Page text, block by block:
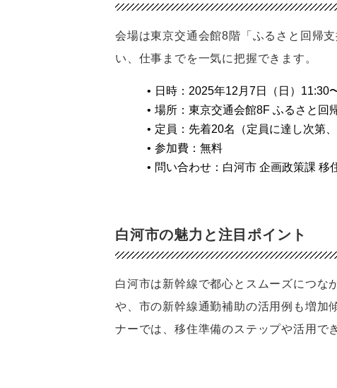
会場は東京交通会館8階「ふるさと回帰
い、仕事までを一気に把握できます。
日時：2025年12月7日（日）11:30
場所：東京交通会館8F ふるさと回
定員：先着20名（定員に達し次第、
参加費：無料
問い合わせ：白河市 企画政策課 移
白河市の魅力と注目ポイント
白河市は新幹線で都心とスムーズにつな
や、市の新幹線通勤補助の活用例も増加
ナーでは、移住準備のステップや活用で